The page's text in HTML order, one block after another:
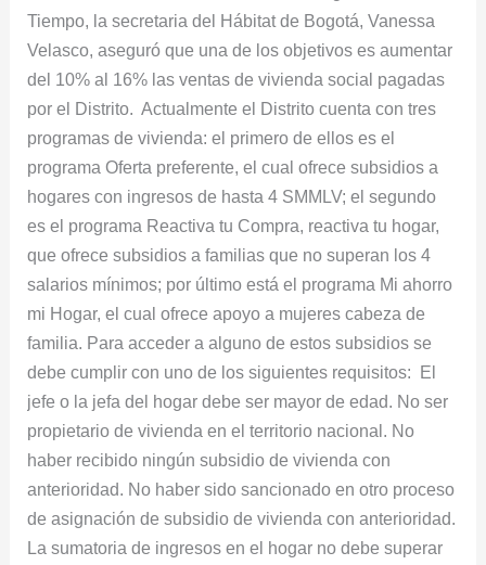
Tiempo, la secretaria del Hábitat de Bogotá, Vanessa
Velasco, aseguró que una de los objetivos es aumentar
del 10% al 16% las ventas de vivienda social pagadas
por el Distrito. Actualmente el Distrito cuenta con tres
programas de vivienda: el primero de ellos es el
programa Oferta preferente, el cual ofrece subsidios a
hogares con ingresos de hasta 4 SMMLV; el segundo
es el programa Reactiva tu Compra, reactiva tu hogar,
que ofrece subsidios a familias que no superan los 4
salarios mínimos; por último está el programa Mi ahorro
mi Hogar, el cual ofrece apoyo a mujeres cabeza de
familia. Para acceder a alguno de estos subsidios se
debe cumplir con uno de los siguientes requisitos: El
jefe o la jefa del hogar debe ser mayor de edad. No ser
propietario de vivienda en el territorio nacional. No
haber recibido ningún subsidio de vivienda con
anterioridad. No haber sido sancionado en otro proceso
de asignación de subsidio de vivienda con anterioridad.
La sumatoria de ingresos en el hogar no debe superar